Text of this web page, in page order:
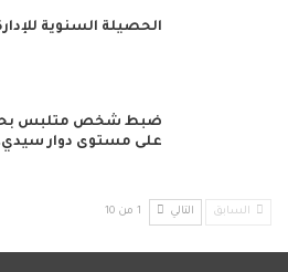
الحصيلة السنوية للإدارة
ضبط شخص متلبس
على مستوى دوار
السابق التالي 1 من 10